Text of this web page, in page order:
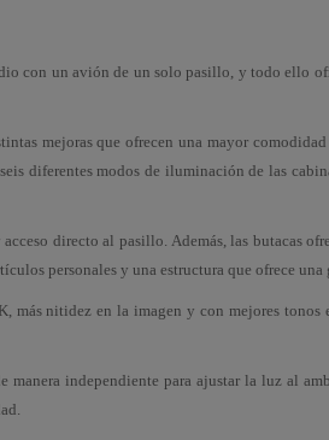
con un avión de un solo pasillo, y todo ello
mejoras que ofrecen una mayor
diferentes modos de iluminación de las
directo al pasillo. Además, las butacas
personales y una estructura que ofrece
nitidez en la imagen y con mejores
independiente para ajustar la luz al